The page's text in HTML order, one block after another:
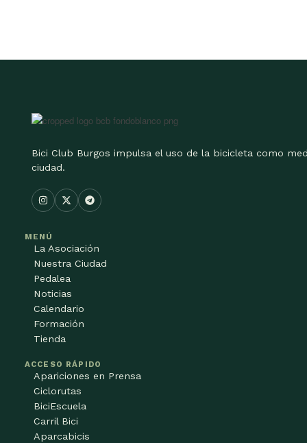
Bici Club Burgos impulsa el uso de la bicicleta como
ciudad.
MENÚ
La Asociación
Nuestra Ciudad
Pedalea
Noticias
Calendario
Formación
Tienda
ACCESO RÁPIDO
Apariciones en Prensa
Ciclorutas
BiciEscuela
Carril Bici
Aparcabicis